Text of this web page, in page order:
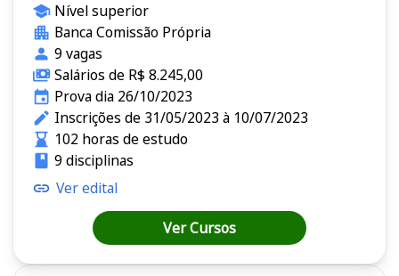
Nível superior
Banca Comissão Própria
9 vagas
Salários de R$ 8.245,00
Prova dia 26/10/2023
Inscrições de 31/05/2023 à 10/07/2023
102 horas de estudo
9 disciplinas
Ver edital
Ver Cursos